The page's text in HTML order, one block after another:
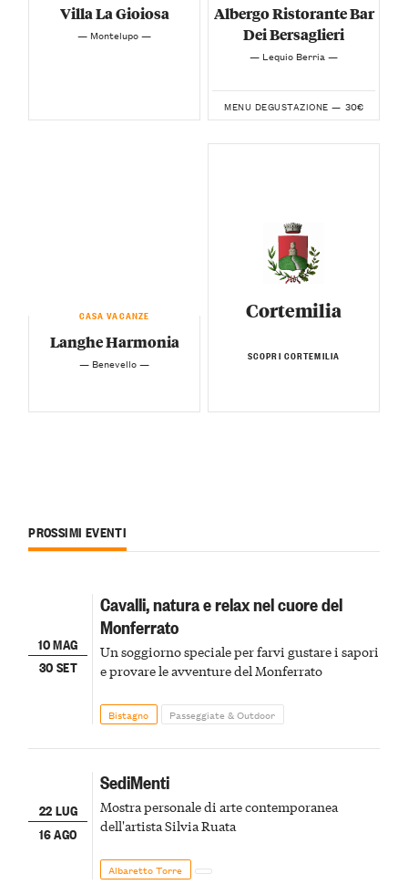
Villa La Gioiosa
— Montelupo —
Albergo Ristorante Bar
Dei Bersaglieri
— Lequio Berria —
MENU DEGUSTAZIONE — 30€
CASA VACANZE
Langhe Harmonia
— Benevello —
Cortemilia
SCOPRI CORTEMILIA
PROSSIMI EVENTI
10 MAG
30 SET
Cavalli, natura e relax nel cuore del
Monferrato
Un soggiorno speciale per farvi gustare i sapori
e provare le avventure del Monferrato
Bistagno Passeggiate & Outdoor
22 LUG
16 AGO
SediMenti
Mostra personale di arte contemporanea
dell'artista Silvia Ruata
Albaretto Torre